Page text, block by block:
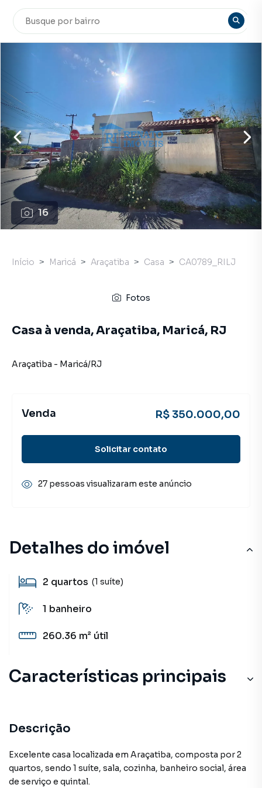
16
Detalhes do imóvel
2 quartos (1 suíte)
1 banheiro
260.36 m² útil
Características principais
Descrição
Excelente casa localizada em Araçatiba, composta por 2
quartos, sendo 1 suíte, sala, cozinha, banheiro social, área
de serviço e quintal.
Início Maricá Araçatiba Casa CA0789_RILJ
Fotos
Casa à venda, Araçatiba, Maricá, RJ
Araçatiba - Maricá/RJ
Venda R$ 350.000,00
Solicitar contato
27 pessoas visualizaram este anúncio